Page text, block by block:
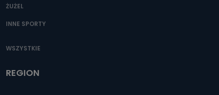
ŻUŻEL
INNE SPORTY
WSZYSTKIE
REGION